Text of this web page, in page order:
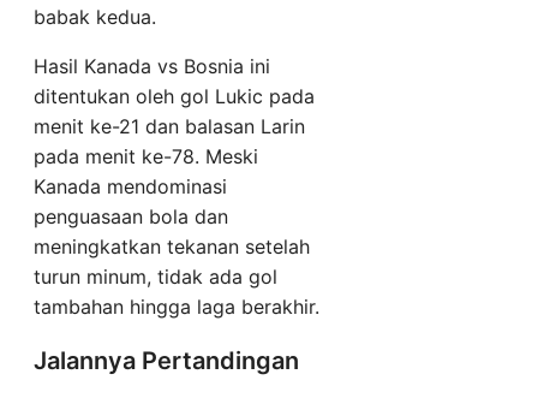
babak kedua.
Hasil Kanada vs Bosnia ini
ditentukan oleh gol Lukic pada
menit ke-21 dan balasan Larin
pada menit ke-78. Meski
Kanada mendominasi
penguasaan bola dan
meningkatkan tekanan setelah
turun minum, tidak ada gol
tambahan hingga laga berakhir.
Jalannya Pertandingan